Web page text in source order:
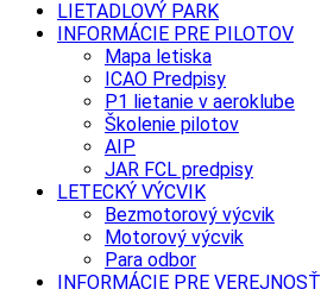
LIETADLOVÝ PARK
INFORMÁCIE PRE PILOTOV
Mapa letiska
ICAO Predpisy
P1 lietanie v aeroklube
Školenie pilotov
AIP
JAR FCL predpisy
LETECKÝ VÝCVIK
Bezmotorový výcvik
Motorový výcvik
Para odbor
INFORMÁCIE PRE VEREJNOSŤ